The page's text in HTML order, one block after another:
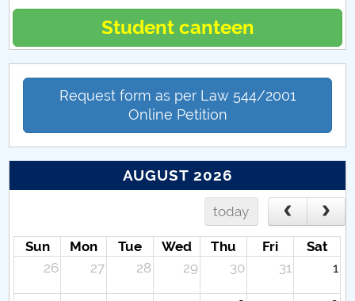
Student canteen
Request form as per Law 544/2001
Online Petition
AUGUST 2026
today
Sun Mon Tue Wed Thu Fri
Sat
26
27 28 29 30 31 1